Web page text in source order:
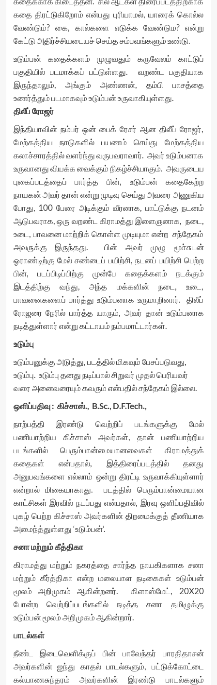
கதை திரட்டுகிறோம் என்பது புரியாமல், யாரைக் கொல்ல
வேண்டும்? கை, கால்களை எடுக்க வேண்டும? என்று
கேட்டு அதிர்ச்சியடையச் செய்த சம்பவங்களும் உண்டு.
உடும்பன் கதைக்களம் முழுவதும் கருவேலம் காட்டுப்
பகுதியில் படமாக்கப் பட்டுள்ளது. வறண்ட பகுதியாக
இருந்தாலும், அங்கும் அண்ணன், தம்பி பாசத்தை
உணர்த்தும் படமாகவும் உடும்பன் உருவாகியுள்ளது.
திலீப் ரோஜர்
இந்தியாவின் நம்பர் ஒன் பைக் ரேசர் ஆன திலீப் ரோஜர்,
மேற்கத்திய நாடுகளில் பயணம் செய்து மேற்கத்திய
கலாச்சாரத்தில் வளர்ந்து வருபவராவார். அவர் உடும்பனாக
உருவானது வியக்க வைக்கும் நிகழ்ச்சியாகும். அவருடைய
புகைப்படத்தைப் பார்த்த பின், உடும்பன் கதைகேற்ற
நாயகன் அவர் தான் என்று முடிவு செய்து அவரை அணுகிய
போது, 100 பேரை அடிக்கும் வீரனாக, பாட்டுக்கு நடனம்
ஆடுபவராக, ஒரு வறண்ட கிராமத்து இளைஞனாக, நடை,
உடை, பாவனை மாற்றிக் கொள்ள முடியுமா என்ற சந்தேகம்
அவருக்கு இருந்தது. பின் அவர் முழு மூச்சுடன்
ஓராண்டிற்கு மேல் சண்டைப் பயிற்சி, நடனப் பயிற்சி பெற்ற
பின், படப்பிடிப்பிற்கு முன்பே கதைக்களம் நடக்கும்
இடத்திற்கு வந்து, அந்த மக்களின் நடை, உடை,
பாவனைகளைப் பார்த்து உடும்பனாக உருமாறினார். திலீப்
ரோஜரை நேரில் பார்த்த யாரும், அவர் தான் உடும்பனாக
நடித்துள்ளார் என்று கட்டாயம் நம்பமாட்டார்கள்.
உடும்பு
உடும்பனுக்கு அடுத்து, படத்தில் மிகவும் பேசப்படுவது,
உடும்பு. உடும்பு தனது நடிப்பால் சிறுவர் முதல் பெரியவர்
வரை அனைவரையும் கவரும் என்பதில் சந்தேகம் இல்லை.
ஒளிப்பதிவு : கிச்சாஸ்., B.Sc., D.F.Tech.,
நாற்பத்தி இரண்டு வெற்றிப் படங்களுக்கு மேல்
பணியாற்றிய கிச்சாஸ் அவர்கள், தான் பணியாற்றிய
படங்களில் பெரும்பான்மையானவைகள் கிராமத்துக்
கதைகள் என்பதால், இத்திரைப்படத்தில் தனது
அனுபவங்களை எல்லாம் ஒன்று திரட்டி உருவாக்கியுள்ளார்
என்றால் மிகையாகாது. படத்தில் பெரும்பான்மையான
காட்சிகள் இரவில் நடப்பது என்பதால், இரவு ஒளிப்பதிவில்
புகழ் பெற்ற கிச்சாஸ் அவர்களின் திறமைக்குத் தீணியாக
அமைந்த்துள்ளது ‘உடும்பன்’.
சனா மற்றும் கீத்திகா
கிராமத்து மற்றும் நகரத்தை சார்ந்த நாயகிகளாக சனா
மற்றும் கீர்த்திகா என்ற மலையாள நடிகைகள் உடும்பன்
மூலம் அறிமுகம் ஆகின்றனர். கிளாஸ்மேட், 20X20
போன்ற வெற்றிப்படங்களில் நடித்த சனா தமிழுக்கு
உடும்பன் மூலம் அறிமுகம் ஆகின்றார்.
பாடல்கள்
நீண்ட இடைவெளிக்குப் பின் பாவேந்தர் பாரதிதாசன்
அவர்களின் ஐந்து காதல் பாடல்களும், பட்டுக்கோட்டை
கல்யாணசுந்தரம் அவர்களின் இரண்டு பாடல்களும்